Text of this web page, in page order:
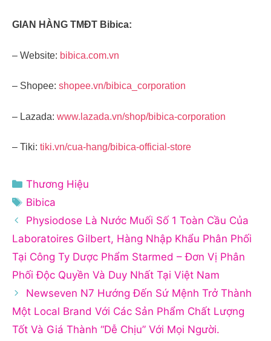
GIAN HÀNG TMĐT Bibica:
– Website: bibica.com.vn
– Shopee: shopee.vn/bibica_corporation
– Lazada: www.lazada.vn/shop/bibica-corporation
– Tiki: tiki.vn/cua-hang/bibica-official-store
Danh
mục
Thương Hiệu
Thẻ
Bibica
Physiodose Là Nước Muối Số 1 Toàn Cầu Của
Laboratoires Gilbert, Hàng Nhập Khẩu Phân Phối
Tại Công Ty Dược Phẩm Starmed – Đơn Vị Phân
Phối Độc Quyền Và Duy Nhất Tại Việt Nam
Newseven N7 Hướng Đến Sứ Mệnh Trở Thành
Một Local Brand Với Các Sản Phẩm Chất Lượng
Tốt Và Giá Thành “Dễ Chịu” Với Mọi Người.